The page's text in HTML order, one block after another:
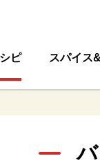
ピ スパイス